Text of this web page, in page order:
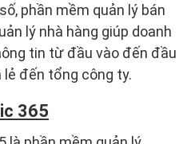
phần mềm quản lý bán
lý nhà hàng giúp doanh
tin từ đầu vào đến đầu
lẻ đến tổng công ty.
365